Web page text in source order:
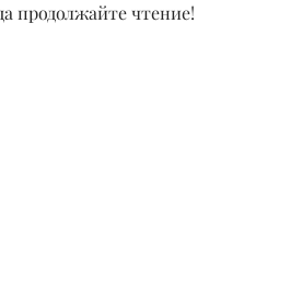
продолжайте чтение!